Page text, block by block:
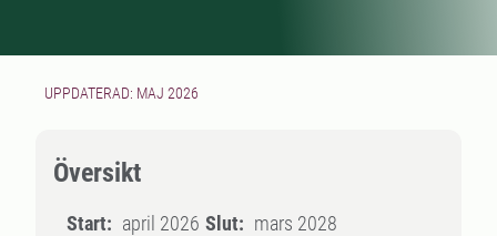
UPPDATERAD: MAJ 2026
Översikt
Start: april 2026 Slut: mars 2028